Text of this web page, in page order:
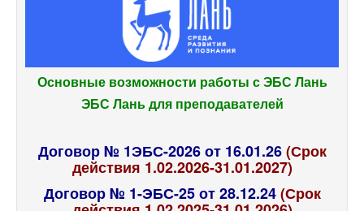
Основные возможности работы с ЭБС Лань
ЭБС Лань для преподавателей
Договор № 1ЭБС-2026 от 16.01.26 (Срок
действия 1.02.2026-31.01.2027)
Договор № 1-ЭБС-25 от 28.12.24(Срок